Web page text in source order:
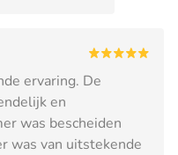
ervaring. De
en
was bescheiden
was van uitstekende